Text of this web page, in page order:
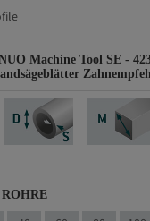
Machine Tool SE -